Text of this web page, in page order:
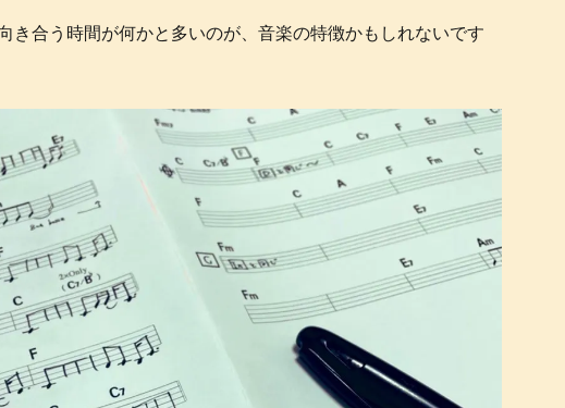
き合う時間が何かと多いのが、音楽の特徴かもしれないです